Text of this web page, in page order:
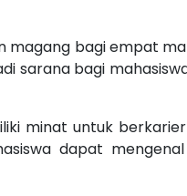
magang bagi empat
sarana bagi
minat untuk
dapat